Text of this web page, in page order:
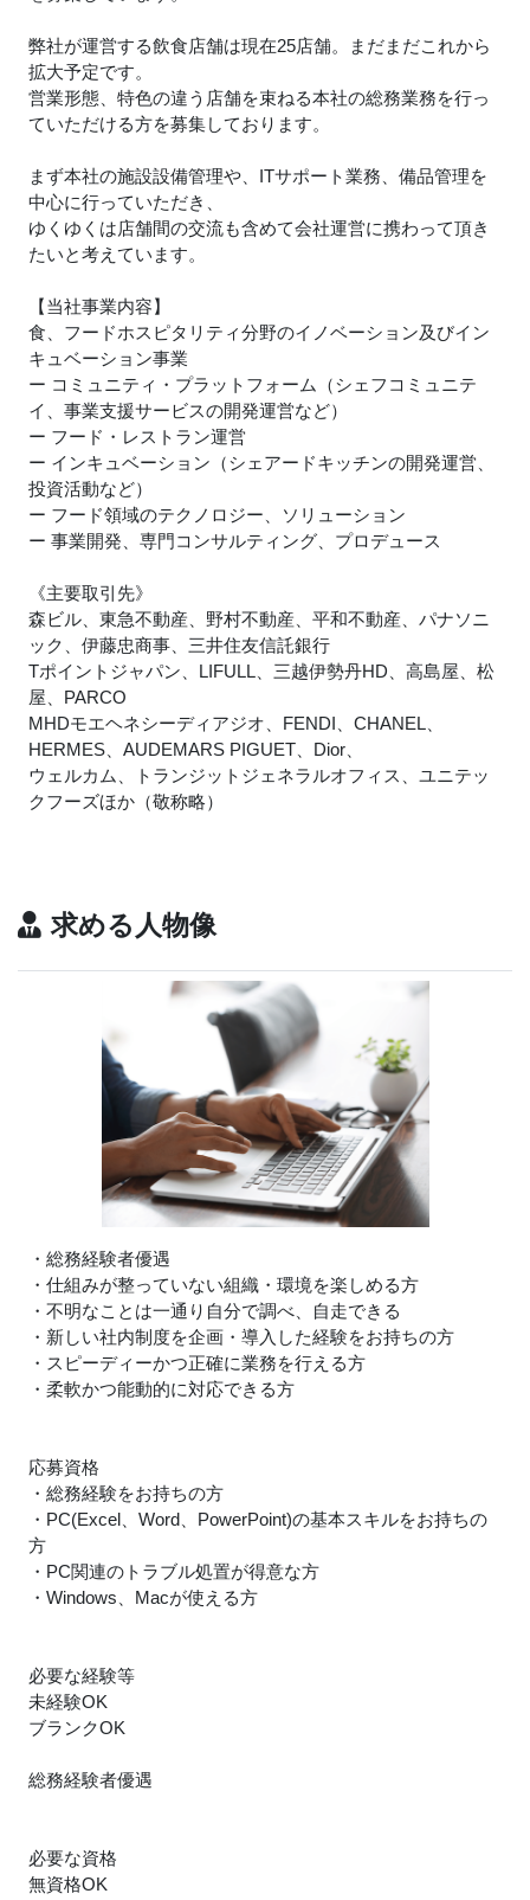
弊社が運営する飲食店舗は現在25店舗。まだまだこれから
拡大予定です。
営業形態、特色の違う店舗を束ねる本社の総務業務を行っ
ていただける方を募集しております。
まず本社の施設設備管理や、ITサポート業務、備品管理を
中心に行っていただき、
ゆくゆくは店舗間の交流も含めて会社運営に携わって頂き
たいと考えています。
【当社事業内容】
食、フードホスピタリティ分野のイノベーション及びイン
キュベーション事業
ー コミュニティ・プラットフォーム（シェフコミュニテ
イ、事業支援サービスの開発運営など）
ー フード・レストラン運営
ー インキュベーション（シェアードキッチンの開発運営、
投資活動など）
ー フード領域のテクノロジー、ソリューション
ー 事業開発、専門コンサルティング、プロデュース
《主要取引先》
森ビル、東急不動産、野村不動産、平和不動産、パナソニ
ック、伊藤忠商事、三井住友信託銀行
Tポイントジャパン、LIFULL、三越伊勢丹HD、高島屋、松
屋、PARCO
MHDモエヘネシーディアジオ、FENDI、CHANEL、
HERMES、AUDEMARS PIGUET、Dior、
ウェルカム、トランジットジェネラルオフィス、ユニテッ
クフーズほか（敬称略）
求める人物像
・総務経験者優遇
・仕組みが整っていない組織・環境を楽しめる方
・不明なことは一通り自分で調べ、自走できる
・新しい社内制度を企画・導入した経験をお持ちの方
・スピーディーかつ正確に業務を行える方
・柔軟かつ能動的に対応できる方
応募資格
・総務経験をお持ちの方
・PC(Excel、Word、PowerPoint)の基本スキルをお持ちの
方
・PC関連のトラブル処置が得意な方
・Windows、Macが使える方
必要な経験等
未経験OK
ブランクOK
総務経験者優遇
必要な資格
無資格OK